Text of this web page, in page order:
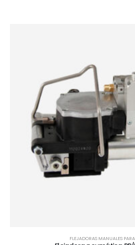
FLEJADORAS MANUALES PARA